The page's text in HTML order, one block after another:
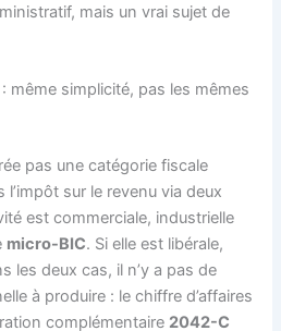
mais un vrai sujet de
même simplicité, pas les mêmes
pas une catégorie fiscale
l’impôt sur le revenu via deux
est commerciale, industrielle
micro-BIC. Si elle est libérale,
les deux cas, il n’y a pas de
à produire : le chiffre d’affaires
complémentaire 2042-C